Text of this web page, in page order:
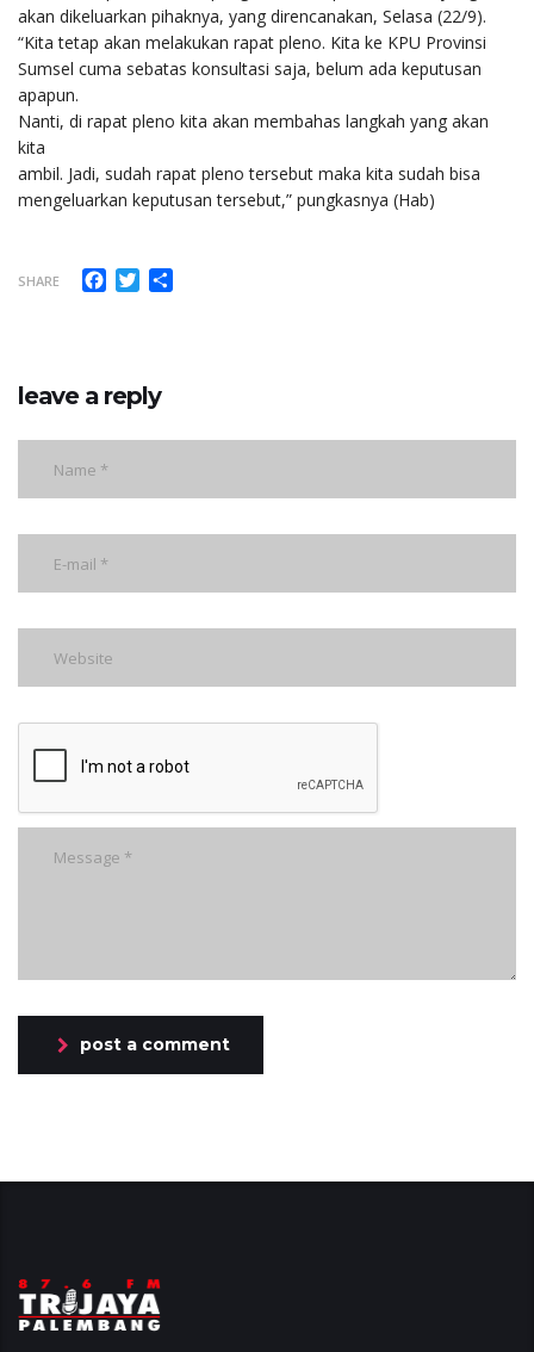
akan dikeluarkan pihaknya, yang direncanakan, Selasa (22/9).
“Kita tetap akan melakukan rapat pleno. Kita ke KPU Provinsi
Sumsel cuma sebatas konsultasi saja, belum ada keputusan
apapun.
Nanti, di rapat pleno kita akan membahas langkah yang akan
kita
ambil. Jadi, sudah rapat pleno tersebut maka kita sudah bisa
mengeluarkan keputusan tersebut,” pungkasnya (Hab)
SHARE Facebook
Twitter
leave a reply
post a comment